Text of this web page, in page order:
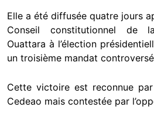
Elle a été diffusée quatre jours
Conseil constitutionnel de
Ouattara à l’élection
un troisième mandat
Cette victoire est reconnue
Cedeao mais contestée par